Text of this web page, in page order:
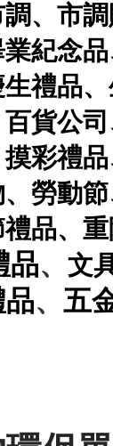
、 市
紀念品
生禮品、
百貨公司
摸彩禮品
、 勞動節
品、
品、 文
、 五